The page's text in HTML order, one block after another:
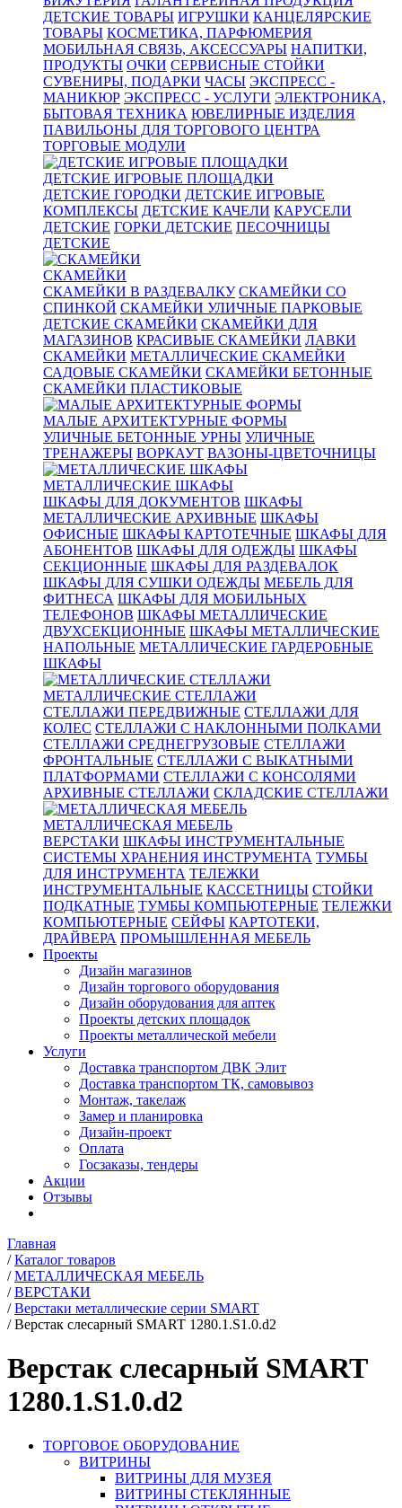
ДЕТСКИЕ ТОВАРЫ ИГРУШКИ КАНЦЕЛЯРСКИЕ
ТОВАРЫ КОСМЕТИКА, ПАРФЮМЕРИЯ
МОБИЛЬНАЯ СВЯЗЬ, АКСЕССУАРЫ НАПИТКИ,
ПРОДУКТЫ ОЧКИ СЕРВИСНЫЕ СТОЙКИ
СУВЕНИРЫ, ПОДАРКИ ЧАСЫ ЭКСПРЕСС -
МАНИКЮР ЭКСПРЕСС - УСЛУГИ ЭЛЕКТРОНИКА,
БЫТОВАЯ ТЕХНИКА ЮВЕЛИРНЫЕ ИЗДЕЛИЯ
ПАВИЛЬОНЫ ДЛЯ ТОРГОВОГО ЦЕНТРА
ТОРГОВЫЕ МОДУЛИ
ДЕТСКИЕ ИГРОВЫЕ ПЛОЩАДКИ
ДЕТСКИЕ ГОРОДКИ ДЕТСКИЕ ИГРОВЫЕ
КОМПЛЕКСЫ ДЕТСКИЕ КАЧЕЛИ КАРУСЕЛИ
ДЕТСКИЕ ГОРКИ ДЕТСКИЕ ПЕСОЧНИЦЫ
ДЕТСКИЕ
СКАМЕЙКИ
СКАМЕЙКИ В РАЗДЕВАЛКУ СКАМЕЙКИ СО
СПИНКОЙ СКАМЕЙКИ УЛИЧНЫЕ ПАРКОВЫЕ
ДЕТСКИЕ СКАМЕЙКИ СКАМЕЙКИ ДЛЯ
МАГАЗИНОВ КРАСИВЫЕ СКАМЕЙКИ ЛАВКИ
СКАМЕЙКИ МЕТАЛЛИЧЕСКИЕ СКАМЕЙКИ
САДОВЫЕ СКАМЕЙКИ СКАМЕЙКИ БЕТОННЫЕ
СКАМЕЙКИ ПЛАСТИКОВЫЕ
МАЛЫЕ АРХИТЕКТУРНЫЕ ФОРМЫ
УЛИЧНЫЕ БЕТОННЫЕ УРНЫ УЛИЧНЫЕ
ТРЕНАЖЕРЫ ВОРКАУТ ВАЗОНЫ-ЦВЕТОЧНИЦЫ
МЕТАЛЛИЧЕСКИЕ ШКАФЫ
ШКАФЫ ДЛЯ ДОКУМЕНТОВ ШКАФЫ
МЕТАЛЛИЧЕСКИЕ АРХИВНЫЕ ШКАФЫ
ОФИСНЫЕ ШКАФЫ КАРТОТЕЧНЫЕ ШКАФЫ ДЛЯ
АБОНЕНТОВ ШКАФЫ ДЛЯ ОДЕЖДЫ ШКАФЫ
СЕКЦИОННЫЕ ШКАФЫ ДЛЯ РАЗДЕВАЛОК
ШКАФЫ ДЛЯ СУШКИ ОДЕЖДЫ МЕБЕЛЬ ДЛЯ
ФИТНЕСА ШКАФЫ ДЛЯ МОБИЛЬНЫХ
ТЕЛЕФОНОВ ШКАФЫ МЕТАЛЛИЧЕСКИЕ
ДВУХСЕКЦИОННЫЕ ШКАФЫ МЕТАЛЛИЧЕСКИЕ
НАПОЛЬНЫЕ МЕТАЛЛИЧЕСКИЕ ГАРДЕРОБНЫЕ
ШКАФЫ
МЕТАЛЛИЧЕСКИЕ СТЕЛЛАЖИ
СТЕЛЛАЖИ ПЕРЕДВИЖНЫЕ СТЕЛЛАЖИ ДЛЯ
КОЛЕС СТЕЛЛАЖИ С НАКЛОННЫМИ ПОЛКАМИ
СТЕЛЛАЖИ СРЕДНЕГРУЗОВЫЕ СТЕЛЛАЖИ
ФРОНТАЛЬНЫЕ СТЕЛЛАЖИ С ВЫКАТНЫМИ
ПЛАТФОРМАМИ СТЕЛЛАЖИ С КОНСОЛЯМИ
АРХИВНЫЕ СТЕЛЛАЖИ СКЛАДСКИЕ СТЕЛЛАЖИ
МЕТАЛЛИЧЕСКАЯ МЕБЕЛЬ
ВЕРСТАКИ ШКАФЫ ИНСТРУМЕНТАЛЬНЫЕ
СИСТЕМЫ ХРАНЕНИЯ ИНСТРУМЕНТА ТУМБЫ
ДЛЯ ИНСТРУМЕНТА ТЕЛЕЖКИ
ИНСТРУМЕНТАЛЬНЫЕ КАССЕТНИЦЫ СТОЙКИ
ПОДКАТНЫЕ ТУМБЫ КОМПЬЮТЕРНЫЕ ТЕЛЕЖКИ
КОМПЬЮТЕРНЫЕ СЕЙФЫ КАРТОТЕКИ,
ДРАЙВЕРА ПРОМЫШЛЕННАЯ МЕБЕЛЬ
Проекты
Дизайн магазинов
Дизайн торгового оборудования
Дизайн оборудования для аптек
Проекты детских площадок
Проекты металлической мебели
Услуги
Доставка транспортом ДВК Элит
Доставка транспортом ТК, самовывоз
Монтаж, такелаж
Замер и планировка
Дизайн-проект
Оплата
Госзаказы, тендеры
Акции
Отзывы
Главная
/ Каталог товаров
/ МЕТАЛЛИЧЕСКАЯ МЕБЕЛЬ
/ ВЕРСТАКИ
/ Верстаки металлические серии SMART
/ Верстак слесарный SMART 1280.1.S1.0.d2
Верстак слесарный SMART
1280.1.S1.0.d2
ТОРГОВОЕ ОБОРУДОВАНИЕ
ВИТРИНЫ
ВИТРИНЫ ДЛЯ МУЗЕЯ
ВИТРИНЫ СТЕКЛЯННЫЕ